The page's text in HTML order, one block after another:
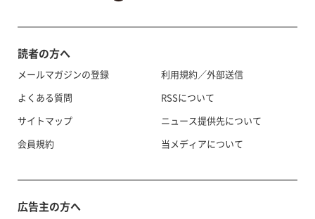
読者の方へ
メールマガジンの登録
よくある質問
サイトマップ
会員規約
利用規約／外部送信
RSSについて
ニュース提供先について
当メディアについて
広告主の方へ